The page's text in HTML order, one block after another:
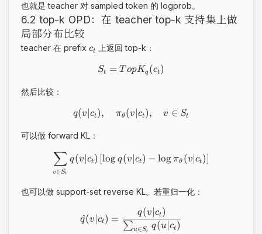
也就是 teacher 对 sampled token 的 logprob。
6.2 top-k OPD：在 teacher top-k 支持集上做
局部分布比较
teacher 在 prefix ct 上返回 top-k：
St = TopKq (ct)
然后比较：
q(v ct ), πθ (v ct ), v ∈ St
可以做 forward KL：
v∈St
∑ q(v ct ) [log q(v ct ) − log πθ (v ∣ct)
也可以做 support-set reverse KL。若重归一化：
q
^(v∣ct ) =
∑u∈St
q(u∣ ct )
q(v ct )